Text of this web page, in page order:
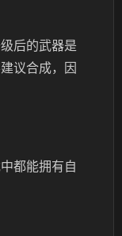
后的武器是
议合成，因
都能拥有自